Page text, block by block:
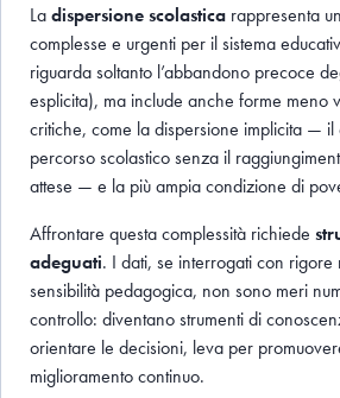
Ladispersione scolastica rappresenta
complesse e urgenti per il sistema
riguarda soltanto l’abbandono precoce
esplicita), ma include anche forme meno
critiche, come la dispersione implicita — il
percorso scolastico senza il
attese — e la più ampia condizione di
Affrontare questa complessità richiede
adeguati. I dati, se interrogati con rigore
sensibilità pedagogica, non sono meri
controllo: diventano strumenti di
orientare le decisioni, leva per
miglioramento continuo.